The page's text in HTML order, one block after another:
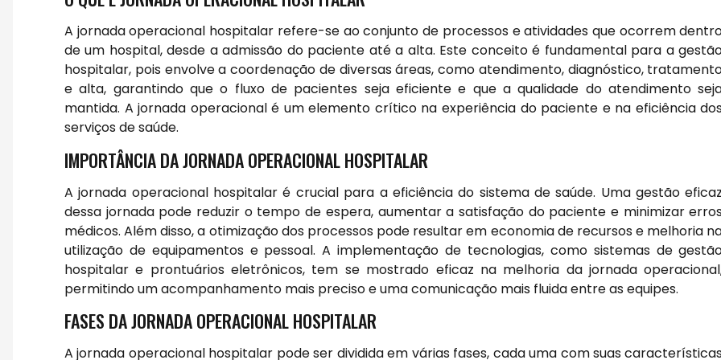
A jornada operacional hospitalar refere-se ao conjunto de processos e atividades que ocorrem
de um hospital, desde a admissão do paciente até a alta. Este conceito é fundamental para a
hospitalar, pois envolve a coordenação de diversas áreas, como atendimento, diagnóstico,
e alta, garantindo que o fluxo de pacientes seja eficiente e que a qualidade do atendimento
mantida. A jornada operacional é um elemento crítico na experiência do paciente e na eficiência
serviços de saúde.
IMPORTÂNCIA DA JORNADA OPERACIONAL HOSPITALAR
A jornada operacional hospitalar é crucial para a eficiência do sistema de saúde. Uma gestão
dessa jornada pode reduzir o tempo de espera, aumentar a satisfação do paciente e minimizar
médicos. Além disso, a otimização dos processos pode resultar em economia de recursos e melhoria
utilização de equipamentos e pessoal. A implementação de tecnologias, como sistemas de
hospitalar e prontuários eletrônicos, tem se mostrado eficaz na melhoria da jornada
permitindo um acompanhamento mais preciso e uma comunicação mais fluida entre as equipes.
FASES DA JORNADA OPERACIONAL HOSPITALAR
A jornada operacional hospitalar pode ser dividida em várias fases, cada uma com suas